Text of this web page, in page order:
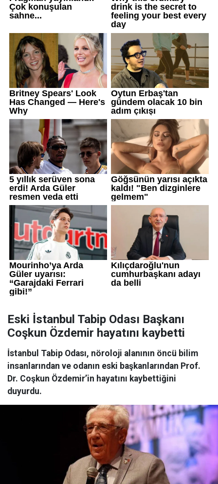
Eski İstanbul Tabip Odası Başkanı
Coşkun Özdemir hayatını kaybetti
İstanbul Tabip Odası, nöroloji alanının öncü bilim
insanlarından ve odanın eski başkanlarından Prof.
Dr. Coşkun Özdemir’in hayatını kaybettiğini
duyurdu.